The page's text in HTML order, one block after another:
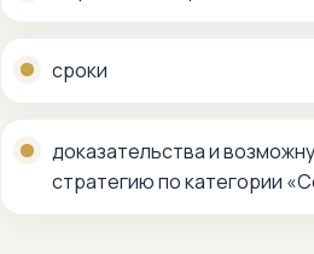
сроки
доказательства и
стратегию по категории